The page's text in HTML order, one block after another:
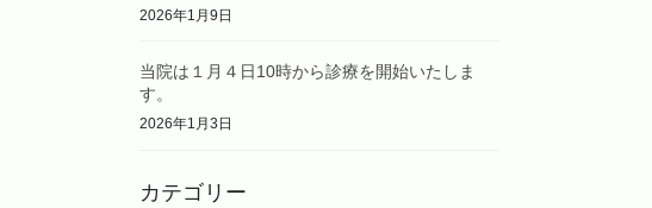
2026年1月9日
当院は１月４日10時から診療を開始いたしま
す。
2026年1月3日
カテゴリー